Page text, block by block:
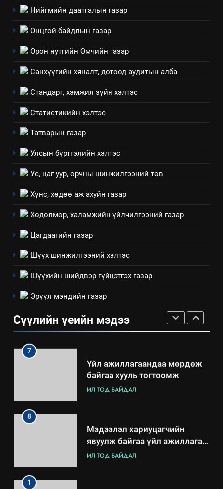
Нийгмийн даатгалын газар
Онцгой байдлын газар
Орон нутгийн Өмчийн газар
Санхүүгийн хяналт, дотоод аудитын алба
Стандарт, хэмжил зүйн хэлтэс
Статистикийн хэлтэс
Татварын газар
Улсын бүртгэлийн хэлтэс
Ус, цаг уур, орчны шинжилгээний төв
Хүнс, хөдөө аж ахуйн газар
Хөдөлмөр, халамжийн үйлчилгээний газар
Цагдаагийн газар
Шүүх шинжилгээний хэлтэс
Шүүхийн шийдвэр гүйцэтгэх газар
Эрүүл мэндийн газар
Сүүлийн үеийн мэдээ
“БИД ИРГЭДЭЭ СОНСОЖ,
ШИЙДНЭ” ӨДРИЙГ ЗОХИОН
БАЙГУУЛНА
3
ТАЗ-ЫН САЛБАР ЗӨВЛӨЛ
4
Архангай аймаг дахь салбар
зөвлөлийн 2025 оны үйл
төлөвлөгөө
ТАЗ-ЫН САЛБАР ЗӨВЛӨЛ
5
“Шинэтгэлээр түүчээлсэн
зохион байгуулах арга
ТАЗ-ЫН САЛБАР ЗӨВЛӨЛ
Санхүүгийн тайланд хийсэн
ИЛ ТОД БАЙДАЛ
7
Үйл ажиллагаандаа мөрдөж
байгаа хууль тогтоомж
ИЛ ТОД БАЙДАЛ
8
Мэдээлэл хариуцагчийн
явуулж байгаа үйл ажиллагаа,
үйлдвэрлэл, үйлчилгээ,
ИЛ ТОД БАЙДАЛ
1